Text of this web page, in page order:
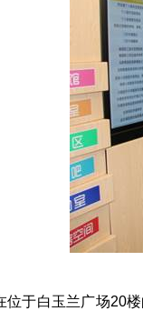
位于白玉兰广场20